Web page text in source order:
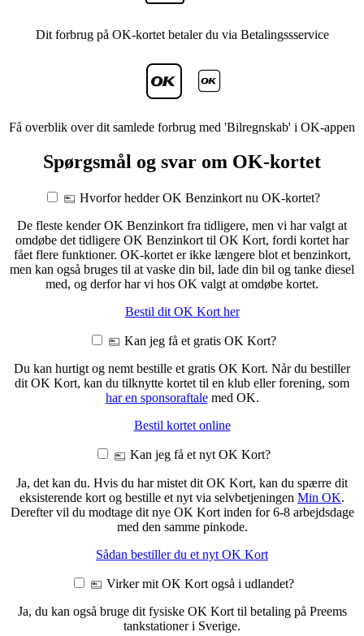
Dit forbrug på OK-kortet betaler du via Betalingssservice
Få overblik over dit samlede forbrug med 'Bilregnskab' i OK-appen
Spørgsmål og svar om OK-kortet
Hvorfor hedder OK Benzinkort nu OK-kortet?
De fleste kender OK Benzinkort fra tidligere, men vi har valgt at
omdøbe det tidligere OK Benzinkort til OK Kort, fordi kortet har
fået flere funktioner. OK-kortet er ikke længere blot et benzinkort,
men kan også bruges til at vaske din bil, lade din bil og tanke diesel
med, og derfor har vi hos OK valgt at omdøbe kortet.
Bestil dit OK Kort her
Kan jeg få et gratis OK Kort?
Du kan hurtigt og nemt bestille et gratis OK Kort. Når du bestiller
dit OK Kort, kan du tilknytte kortet til en klub eller forening, som
har en sponsoraftalemed OK.
Bestil kortet online
Kan jeg få et nyt OK Kort?
Ja, det kan du. Hvis du har mistet dit OK Kort, kan du spærre dit
eksisterende kort og bestille et nyt via selvbetjeningen Min OK.
Derefter vil du modtage dit nye OK Kort inden for 6-8 arbejdsdage
med den samme pinkode.
Sådan bestiller du et nyt OK Kort
Virker mit OK Kort også i udlandet?
Ja, du kan også bruge dit fysiske OK Kort til betaling på Preems
tankstationer i Sverige.